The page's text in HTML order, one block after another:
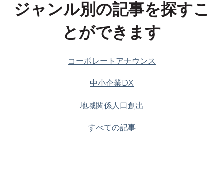
ジャンル別の記事を探すこ
とができます
コーポレートアナウンス
中小企業DX
地域関係人口創出
すべての記事